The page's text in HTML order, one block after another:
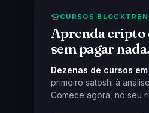
CURSOS
Aprenda cripto
sem pagar nada.
Dezenas de cursos
primeiro satoshi à
Comece agora, no seu